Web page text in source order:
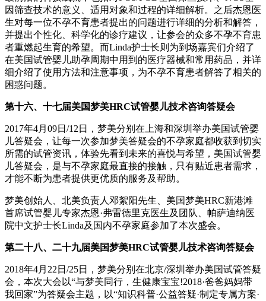
因筛查技术的意义、适用对象和过程的详细解析。之后杰恩医
生对每一位不孕不育患者提出的问题进行详细的分析和解答，
并提出个性化、科学化的诊疗建议，让参会的众多不孕不育患
者重燃起生育的希望。而Linda护士长则为到场嘉宾们介绍了
在美国试管婴儿助孕周期中用到的医疗器械和常用药品，并详
细介绍了使用方法和注意事项，为不孕不育患者解答了相关的
困惑问题。
第十六、十七届美国梦美HRC试管婴儿技术咨询答疑会
2017年4月09日/12日， 梦美分别在上海和深圳举办美国试管婴
儿答疑会，让每一次参加梦美答疑会的不孕家庭都收获到切实
所需的试管资讯，体验先看到未来的喜悦与希望，美国试管婴
儿答疑会，是与不孕家庭最直接的接触，只有贴近患者需求，
才能不断为患者提供更优质的服务及帮助。
梦美创始人、北美负责人邓絮阳先生、美国梦美HRC新港滩
首席试管婴儿专家杰恩·弗雷德里克医生及团队、帕萨迪纳医
院中文护士长Linda及国内不孕家庭参加了本次盛会。
第二十八、二十九届美国梦美HRC试管婴儿技术咨询答疑会
2018年4月22日/25日，梦美分别在北京/深圳举办美国试管答疑
会，本次大会以“与梦美同行，生健康宝宝!2018·爸爸妈妈带
我回家”为答疑会主题，以“知识科普·公益答疑·制定专属方案·